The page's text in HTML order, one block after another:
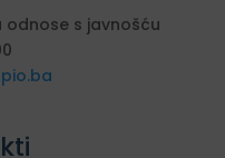
s javnošću